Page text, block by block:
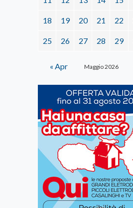
Maggio 2026
18 19 20 21 22
25 26 27 28 29
« Apr